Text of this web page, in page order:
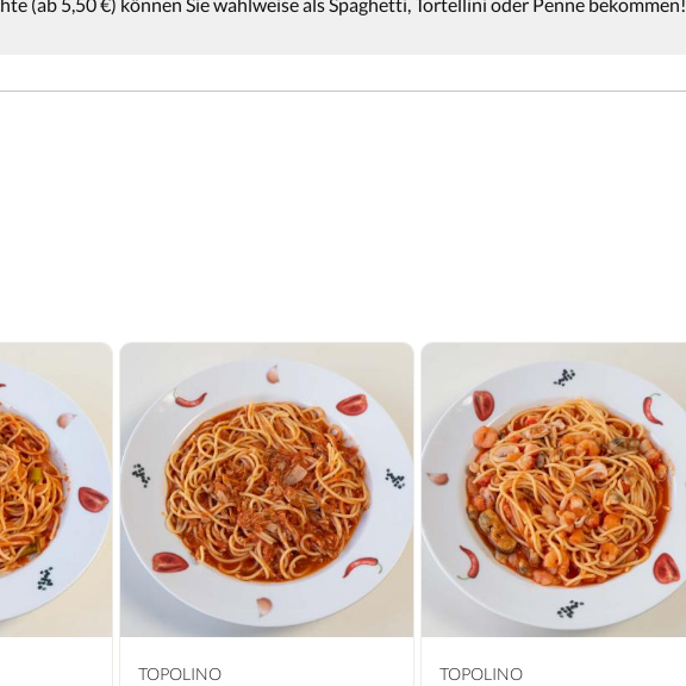
(ab 5,50 €) können Sie wahlweise als Spaghetti, Tortellini oder Penne bekommen!
TOPOLINO TOPOLINO